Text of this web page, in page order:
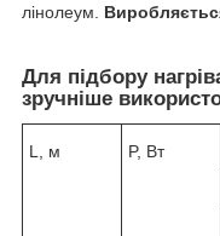
лінолеум.
Для підбору
зручніше
L, м P, Вт